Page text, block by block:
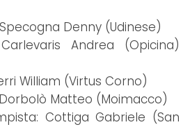
Denny (Udinese)
Andrea (Opicina)
William (Virtus Corno)
Matteo (Moimacco)
Cottiga Gabriele (San